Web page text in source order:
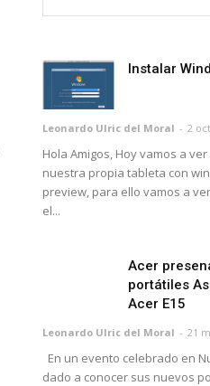
Instalar
Leonardo Ulric del Moral - 2
Hola Amigos, Hoy vamos a
nuestra propia tableta con
preview, para ello vamos a
el...
Acer
portátiles
Acer E15
Leonardo Ulric del Moral - 21
En un evento celebrado en
dado a conocer sus nuevos